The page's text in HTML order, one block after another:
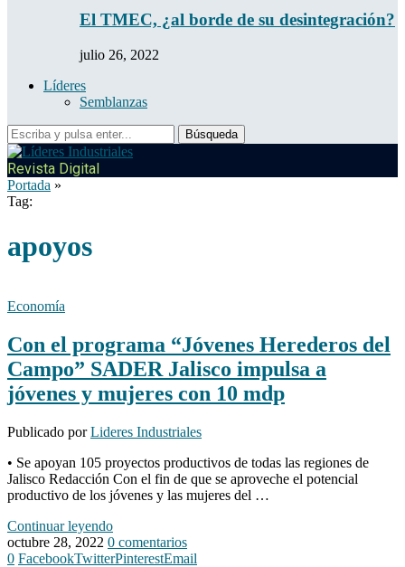
El TMEC, ¿al borde de su desintegración?
julio 26, 2022
Líderes
Semblanzas
Revista Digital
Portada »
Tag:
apoyos
Economía
Con el programa “Jóvenes Herederos del
Campo” SADER Jalisco impulsa a
jóvenes y mujeres con 10 mdp
Publicado porLideres Industriales
• Se apoyan 105 proyectos productivos de todas las regiones de
Jalisco Redacción Con el fin de que se aproveche el potencial
productivo de los jóvenes y las mujeres del …
Continuar leyendo
octubre 28, 2022 0 comentarios
0 FacebookTwitterPinterestEmail